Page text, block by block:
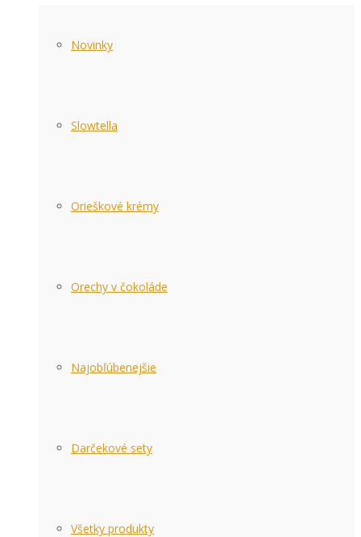
Novinky
Slowtella
Orieškové krémy
Orechy v čokoláde
Najobľúbenejšie
Darčekové sety
Všetky produkty